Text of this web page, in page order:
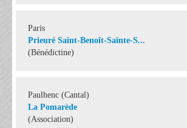
Paris
Prieuré Saint-Benoît-Sainte-S...
(Bénédictine)
Paulhenc (Cantal)
La Pomarède
(Association)